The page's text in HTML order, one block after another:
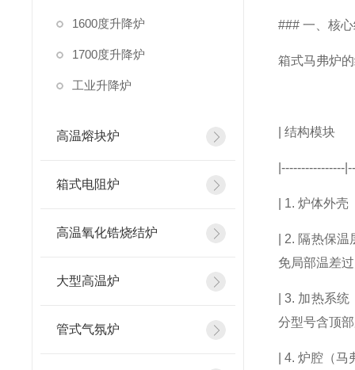
1600度升降炉
1700度升降炉
工业升降炉
高温熔块炉
箱式电阻炉
高温氧化锆烧结炉
大型高温炉
管式气氛炉
### 一、核
箱式马弗炉
| 结
|----------------
| 1. 炉体
| 2. 隔热保
免局部温差
| 3. 加热系
分型号含顶
| 4. 炉腔（